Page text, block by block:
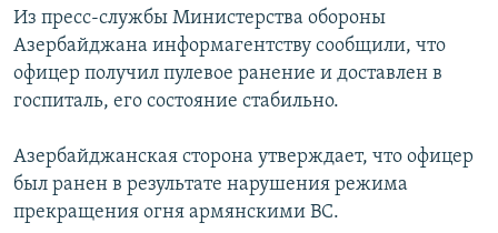
АРХИВ
Հայերեն
English
Русский
Все сайты Радио Азатутюн
Из пресс-службы Министерства обороны
Азербайджана информагентству сообщили, что
офицер получил пулевое ранение и доставлен в
госпиталь, его состояние стабильно.
Азербайджанская сторона утверждает, что офицер
был ранен в результате нарушения режима
прекращения огня армянскими ВС.